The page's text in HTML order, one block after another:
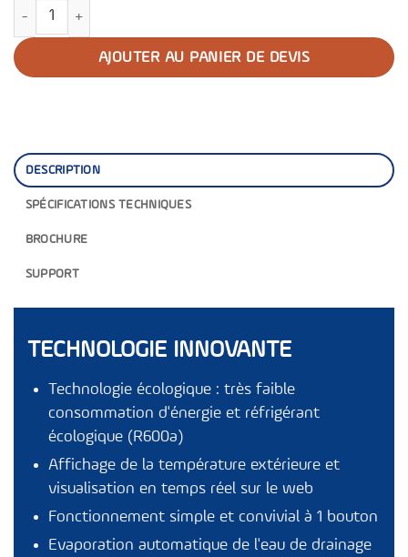
quantité de Réfrigérateur de vaccins TCW 4000 AC
AJOUTER AU PANIER DE DEVIS
DESCRIPTION
SPÉCIFICATIONS TECHNIQUES
BROCHURE
SUPPORT
TECHNOLOGIE INNOVANTE
Technologie écologique : très faible
consommation d'énergie et réfrigérant
écologique (R600a)
Affichage de la température extérieure et
visualisation en temps réel sur le web
Fonctionnement simple et convivial à 1 bouton
Evaporation automatique de l'eau de drainage